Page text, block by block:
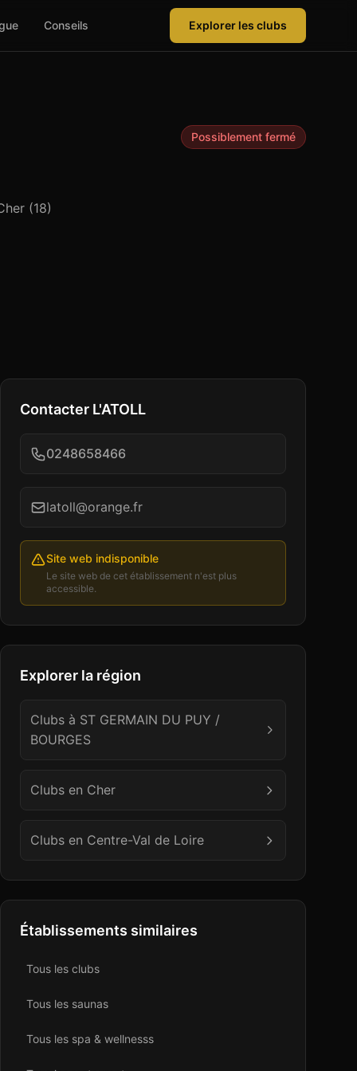
Conseils Explorer les clubs
Possiblement fermé
(18)
Contacter L'ATOLL
0248658466
latoll@orange.fr
Site web indisponible
Le site web de cet établissement n'est plus
accessible.
Explorer la région
Clubs à ST GERMAIN DU PUY /
BOURGES
Clubs en Cher
Clubs en Centre-Val de Loire
Établissements similaires
Tous les clubs
Tous les saunas
Tous les spa & wellnesss